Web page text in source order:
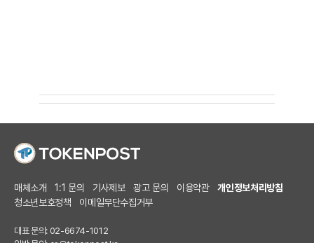
매체소개 1:1 문의 기사제보 광고 문의 이용약관
개인정보처리방침
청소년보호정책
이메일무단수집거부
대표 문의: 02-6674-1012